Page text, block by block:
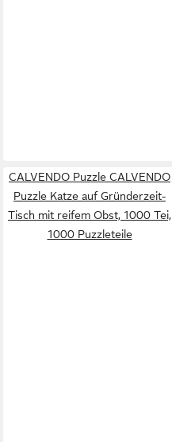
CALVENDO Puzzle CALVENDO
Puzzle Katze auf Gründerzeit-
Tisch mit reifem Obst, 1000 Tei,
1000 Puzzleteile